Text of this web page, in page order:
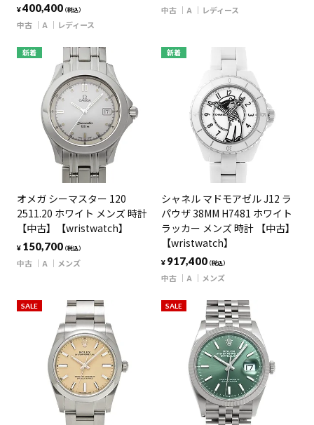
¥400,400（税込）
中古 A レディース
中古 A レディース
新着
オメガ シーマスター 120
2511.20 ホワイト メンズ 時計
【中古】【wristwatch】
¥ 150,700（税込）
中古 A メンズ
新着
シャネル マドモアゼル J12 ラ
パウザ 38MM H7481 ホワイト
ラッカー メンズ 時計 【中古】
【wristwatch】
¥ 917,400（税込）
中古 A メンズ
SALE SALE